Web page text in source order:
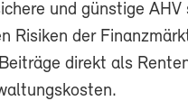
und günstige
Risiken der
direkt als